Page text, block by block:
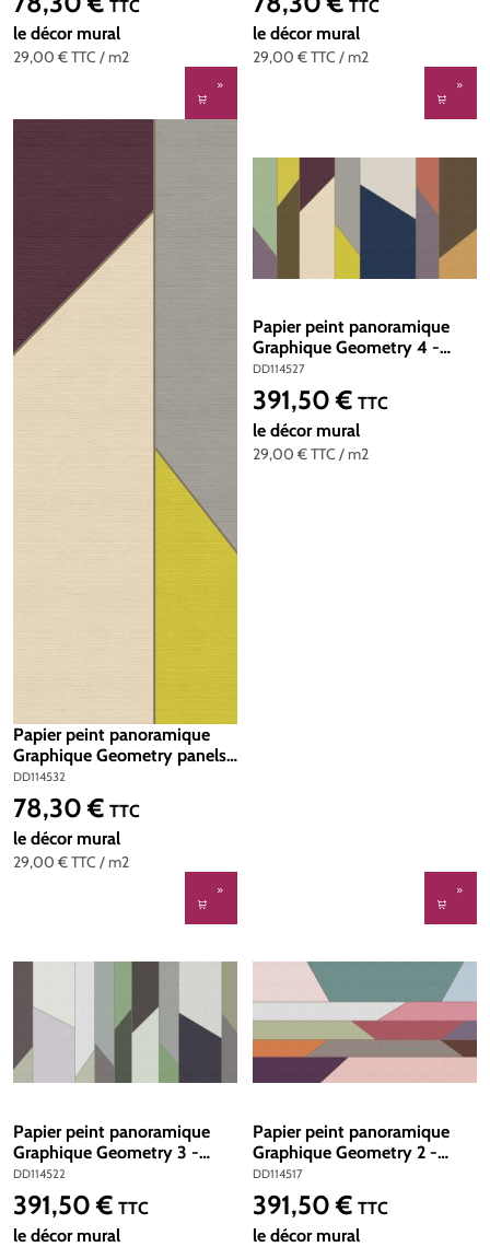
100 x 270
29,00 €TTC / m2
TTC
le décor mural
100 x 270
29,00 €TTC / m2
TTC
le décor mural
Papier peint panoramique
Graphique Geometry panels 1
- Référence DD114532 -
Intissé 200g/m2 - Standard
100 x 270
DD114532
29,00 €TTC / m2
Prix régulier :
78,30 € TTC
le décor mural
Papier peint panoramique
Graphique Geometry 4 -
Référence DD114527 - Intissé
200g/m2 - Standard 500 x
270
DD114527
29,00 €TTC / m2
Prix régulier :
391,50 € TTC
le décor mural
Papier peint panoramique
Graphique Geometry 3 -
Référence DD114522 - Intissé
200g/m2 - Standard 500 x
270
DD114522
Prix régulier :
391,50 € TTC
le décor mural
Papier peint panoramique
Graphique Geometry 2 -
Référence DD114517 - Intissé
200g/m2 - Standard 500 x
270
DD114517
Prix régulier :
391,50 € TTC
le décor mural